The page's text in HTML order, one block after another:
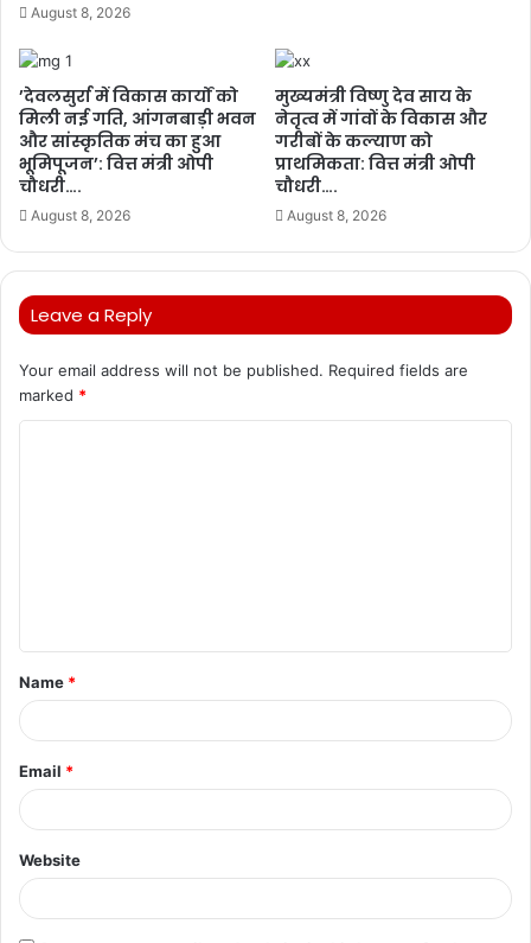
August 8, 2026
’देवलसुर्रा में विकास कार्यों को
मिली नई गति, आंगनबाड़ी भवन
और सांस्कृतिक मंच का हुआ
भूमिपूजन’: वित्त मंत्री ओपी
चौधरी….
August 8, 2026
मुख्यमंत्री विष्णु देव साय के
नेतृत्व में गांवों के विकास और
गरीबों के कल्याण को
प्राथमिकता: वित्त मंत्री ओपी
चौधरी….
August 8, 2026
Leave a Reply
Your email address will not be published. Required fields are
marked *
t
*
Name *
Email *
Website